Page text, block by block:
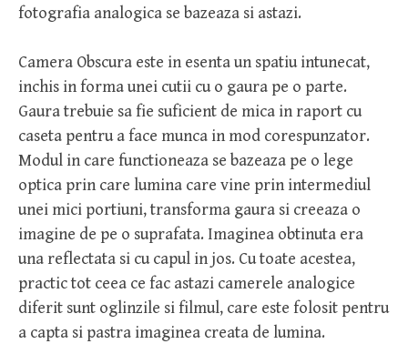
fotografia analogica se bazeaza si astazi.
Camera Obscura este in esenta un spatiu intunecat,
inchis in forma unei cutii cu o gaura pe o parte.
Gaura trebuie sa fie suficient de mica in raport cu
caseta pentru a face munca in mod corespunzator.
Modul in care functioneaza se bazeaza pe o lege
optica prin care lumina care vine prin intermediul
unei mici portiuni, transforma gaura si creeaza o
imagine de pe o suprafata. Imaginea obtinuta era
una reflectata si cu capul in jos. Cu toate acestea,
practic tot ceea ce fac astazi camerele analogice
diferit sunt oglinzile si filmul, care este folosit pentru
a capta si pastra imaginea creata de lumina.